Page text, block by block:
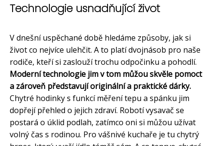
Technologie usnadňující život
V dnešní uspěchané době hledáme způsoby, jak si
život co nejvíce ulehčit. A to platí dvojnásob pro naše
rodiče, kteří si zaslouží trochu odpočinku a pohodlí.
Moderní technologie jim v tom můžou skvěle pomoct
a zároveň představují originální a praktické dárky.
Chytré hodinky s funkcí měření tepu a spánku jim
dopřejí přehled o jejich zdraví. Robotí vysavač se
postará o úklid podlah, zatímco oni si můžou užívat
volný čas s rodinou. Pro vášnivé kuchaře je tu chytrý